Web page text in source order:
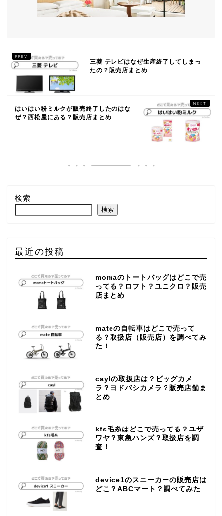
三菱 テレビはなぜ生産終了してしまっ
たの？販売店まとめ
はいはい粉ミルクが販売終了したのはな
ぜ？西松屋にある？販売店まとめ
検索
検索
最近の投稿
momaのトートバッグはどこで売
ってる？ロフト？ユニクロ？販売
店まとめ
mateの自転車はどこで売って
る？取扱店（販売店）を調べてみ
た！
caylの取扱店は？ビッグカメ
ラ？ヨドバシカメラ？販売店舗ま
とめ
kfs毛糸はどこで売ってる？ユザ
ワヤ？東急ハンズ？取扱店を調
査！
device1のスニーカーの販売店は
どこ？ABCマート？調べてみた